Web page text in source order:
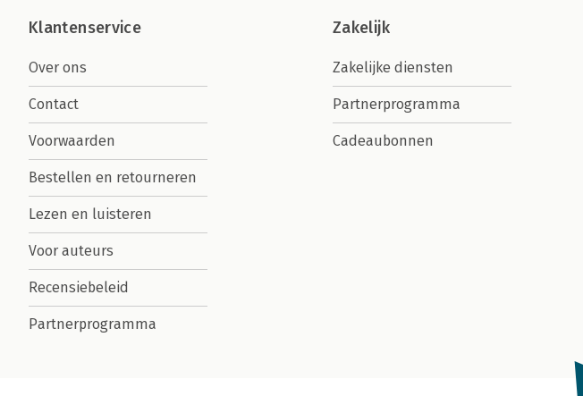
Klantenservice
Over ons
Contact
Voorwaarden
Bestellen en retourneren
Lezen en luisteren
Voor auteurs
Recensiebeleid
Partnerprogramma
Zakelijk
Zakelijke diensten
Partnerprogramma
Cadeaubonnen